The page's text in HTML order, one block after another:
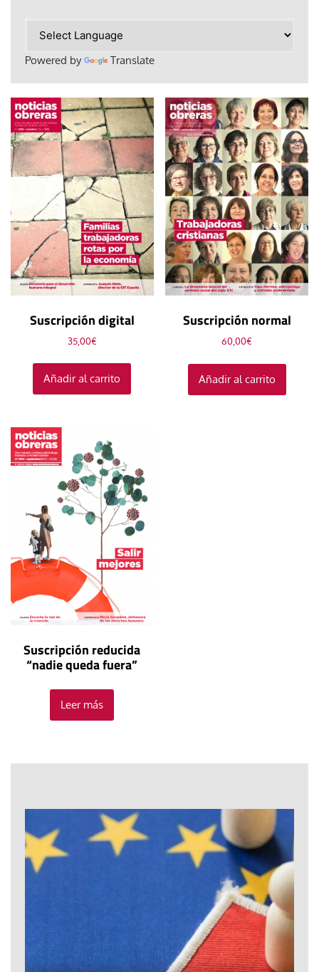
Powered by Translate
Suscripción digital
35,00€
Añadir al carrito
Suscripción normal
60,00€
Añadir al carrito
Suscripción reducida
“nadie queda fuera”
Leer más